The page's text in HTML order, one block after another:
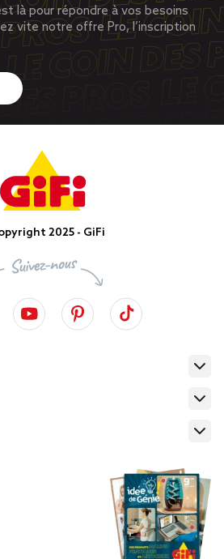
là pour répondre à vos besoins
vite notre offre Pro, l’inscription
2025 - GiFi